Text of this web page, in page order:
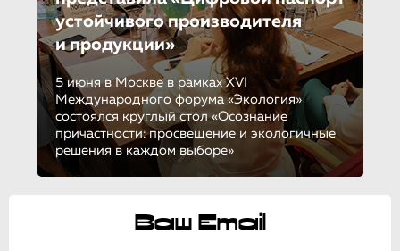
устойчивого производителя
и продукции»
5 июня в Москве в рамках XVI
Международного форума «Экология»
состоялся круглый стол «Осознание
причастности: просвещение и экологичные
решения в каждом выборе»
Ваш Email